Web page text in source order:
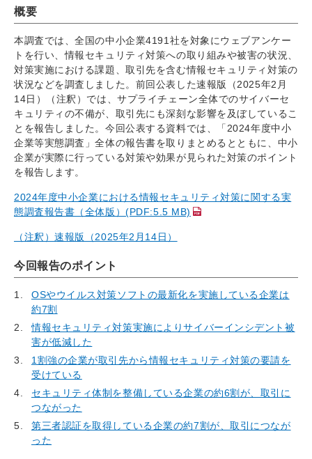
概要
本調査では、全国の中小企業4191社を対象にウェブアンケー
トを行い、情報セキュリティ対策への取り組みや被害の状況、
対策実施における課題、取引先を含む情報セキュリティ対策の
状況などを調査しました。前回公表した速報版（2025年2月
14日）（注釈）では、サプライチェーン全体でのサイバーセ
キュリティの不備が、取引先にも深刻な影響を及ぼしているこ
とを報告しました。今回公表する資料では、「2024年度中小
企業等実態調査」全体の報告書を取りまとめるとともに、中小
企業が実際に行っている対策や効果が見られた対策のポイント
を報告します。
2024年度中小企業における情報セキュリティ対策に関する実
態調査報告書（全体版）(PDF:5.5 MB)
（注釈）速報版（2025年2月14日）
今回報告のポイント
OSやウイルス対策ソフトの最新化を実施している企業は
約7割
情報セキュリティ対策実施によりサイバーインシデント被
害が低減した
1割強の企業が取引先から情報セキュリティ対策の要請を
受けている
セキュリティ体制を整備している企業の約6割が、取引に
つながった
第三者認証を取得している企業の約7割が、取引につなが
った